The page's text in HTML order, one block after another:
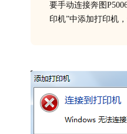
要手动连接奔图
印机”中添加打印机